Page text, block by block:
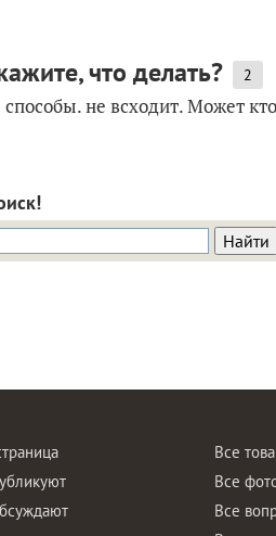
что делать? 2
не всходит. Может кто
Все
Все
Все